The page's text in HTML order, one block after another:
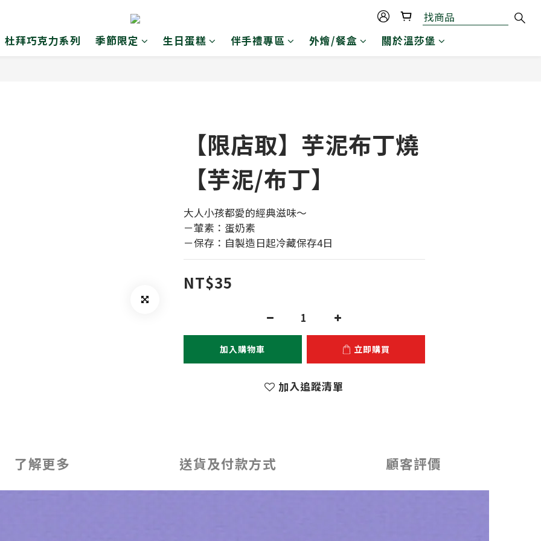
杜拜巧克力系列 季節限定 生日蛋糕 伴手禮專區 外燴/餐盒 關於溫莎堡
【限店取】芋泥布丁燒
【芋泥/布丁】
大人小孩都愛的經典滋味～
－葷素：蛋奶素
－保存：自製造日起冷藏保存4日
NT$35
加入購物車 立即購買
加入追蹤清單
了解更多 送貨及付款方式 顧客評價